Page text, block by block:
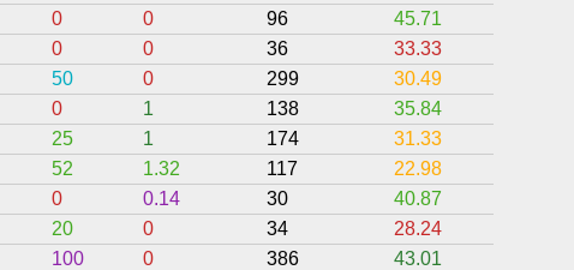
0 0 96 45.71
0 0 36 33.33
50 0 299 30.49
0 1 138 35.84
25 1 174 31.33
52 1.32 117 22.98
0 0.14 30 40.87
20 0 34 28.24
100 0 386 43.01